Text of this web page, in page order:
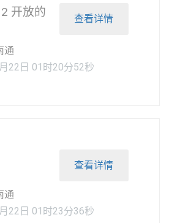
2 开放的
查看详情
通
22日 01时20分52秒
查看详情
通
22日 01时23分36秒